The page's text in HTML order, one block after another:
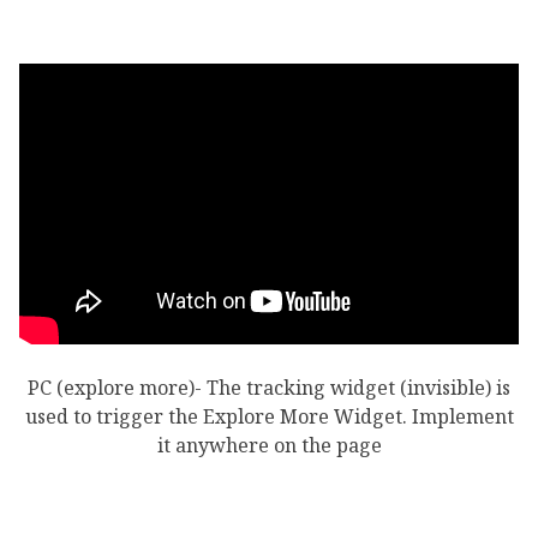
PC (explore more)- The tracking widget (invisible) is
used to trigger the Explore More Widget. Implement
it anywhere on the page